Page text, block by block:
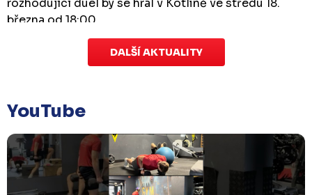
rozhodující duel by se hrál v Kotlině ve středu 18.
března od 18:00.
Zápas dorostu je odložen
které se mělo odehrát v pátek 30. ledna ve 14:15,
odloženo!Odehraje se v náhradním termínu, o
kterém se bude jednat.
Náhradní termín 32. kola
DALŠÍ AKTUALITY
YouTube